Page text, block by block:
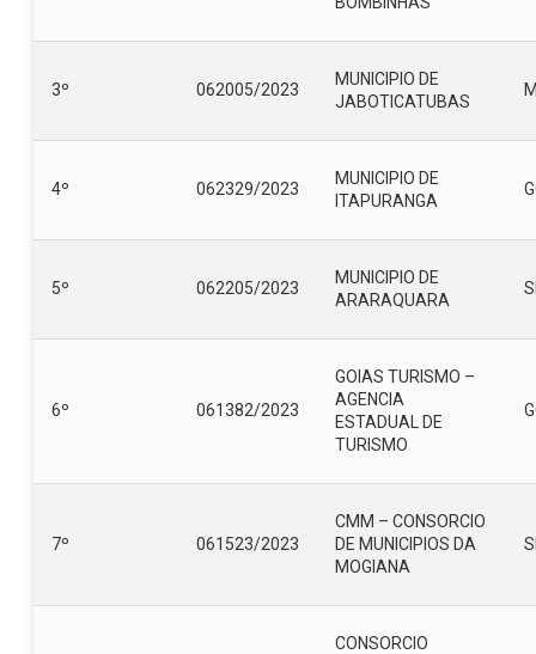
3º 062005/2023
MUNICIPIO DE
JABOTICATUBAS
4º 062329/2023
MUNICIPIO DE
ITAPURANGA
5º 062205/2023
MUNICIPIO DE
ARARAQUARA
6º 061382/2023
GOIAS TURISMO –
AGENCIA
ESTADUAL DE
TURISMO
7º 061523/2023
CMM – CONSORCIO
DE MUNICIPIOS DA
MOGIANA
CONSORCIO